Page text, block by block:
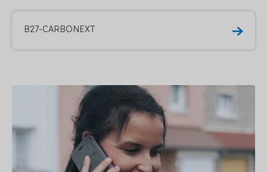
B27-CARBONEXT